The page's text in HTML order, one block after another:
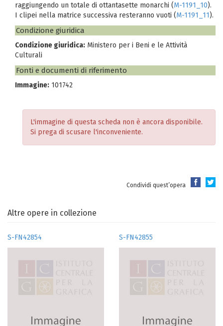
raggiungendo un totale di ottantasette monarchi (M-1191_10).
I clipei nella matrice successiva resteranno vuoti (M-1191_11).
Condizione giuridica
Condizione giuridica: Ministero per i Beni e le Attività
Culturali
Fonti e documenti di riferimento
Immagine: 101742
L'immagine di questa scheda non è ancora disponibile.
Si prega di scusare l'inconveniente.
Condividi quest’opera
Altre opere in collezione
S-FN42854 S-FN42855